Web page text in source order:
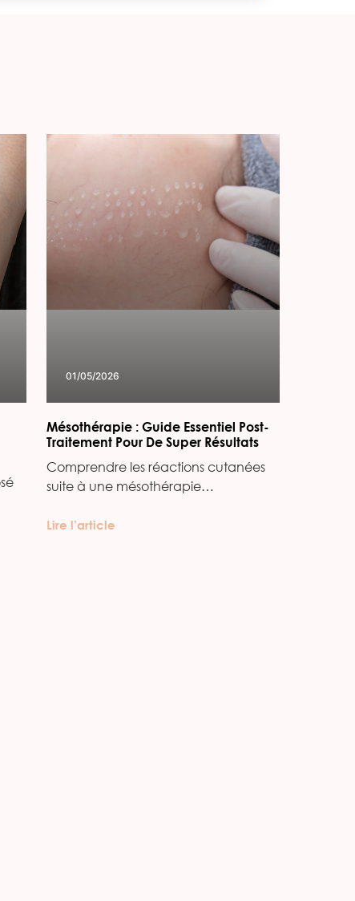
01/05/2026
Mésothérapie : Guide Essentiel Post-
Traitement Pour De Super Résultats
Comprendre les réactions cutanées
suite à une mésothérapie…
Lire l’article